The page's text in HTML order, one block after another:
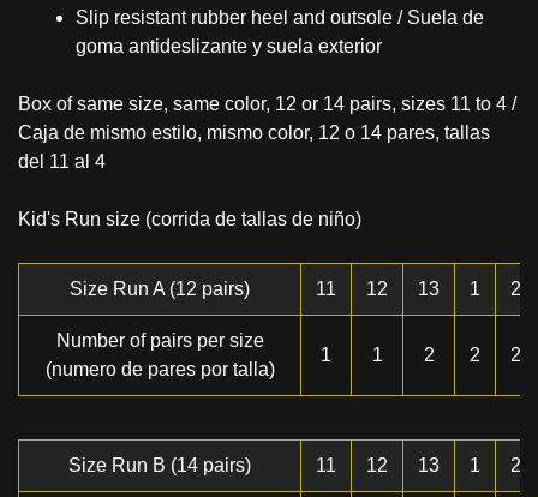
Slip resistant rubber heel and outsole / Suela de
goma antideslizante y suela exterior
Box of same size, same color, 12 or 14 pairs, sizes 11 to 4 /
Caja de mismo estilo, mismo color, 12 o 14 pares, tallas
del 11 al 4
Kid's Run size (corrida de tallas de niño)
Size Run A (12 pairs) 11 12 13 1 2
Number of pairs per size
(numero de pares por talla)
1 1 2 2 2
Size Run B (14 pairs) 11 12 13 1 2